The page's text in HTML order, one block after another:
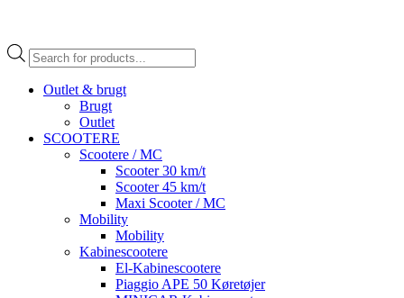
Products
search
Outlet & brugt
Brugt
Outlet
SCOOTERE
Scootere / MC
Scooter 30 km/t
Scooter 45 km/t
Maxi Scooter / MC
Mobility
Mobility
Kabinescootere
El-Kabinescootere
Piaggio APE 50 Køretøjer